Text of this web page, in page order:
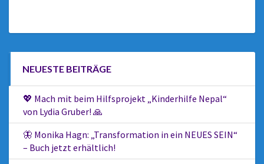
NEUESTE BEITRÄGE
💖 Mach mit beim Hilfsprojekt „Kinderhilfe Nepal“
von Lydia Gruber! 🙏
🦋 Monika Hagn: „Transformation in ein NEUES SEIN“
– Buch jetzt erhältlich!